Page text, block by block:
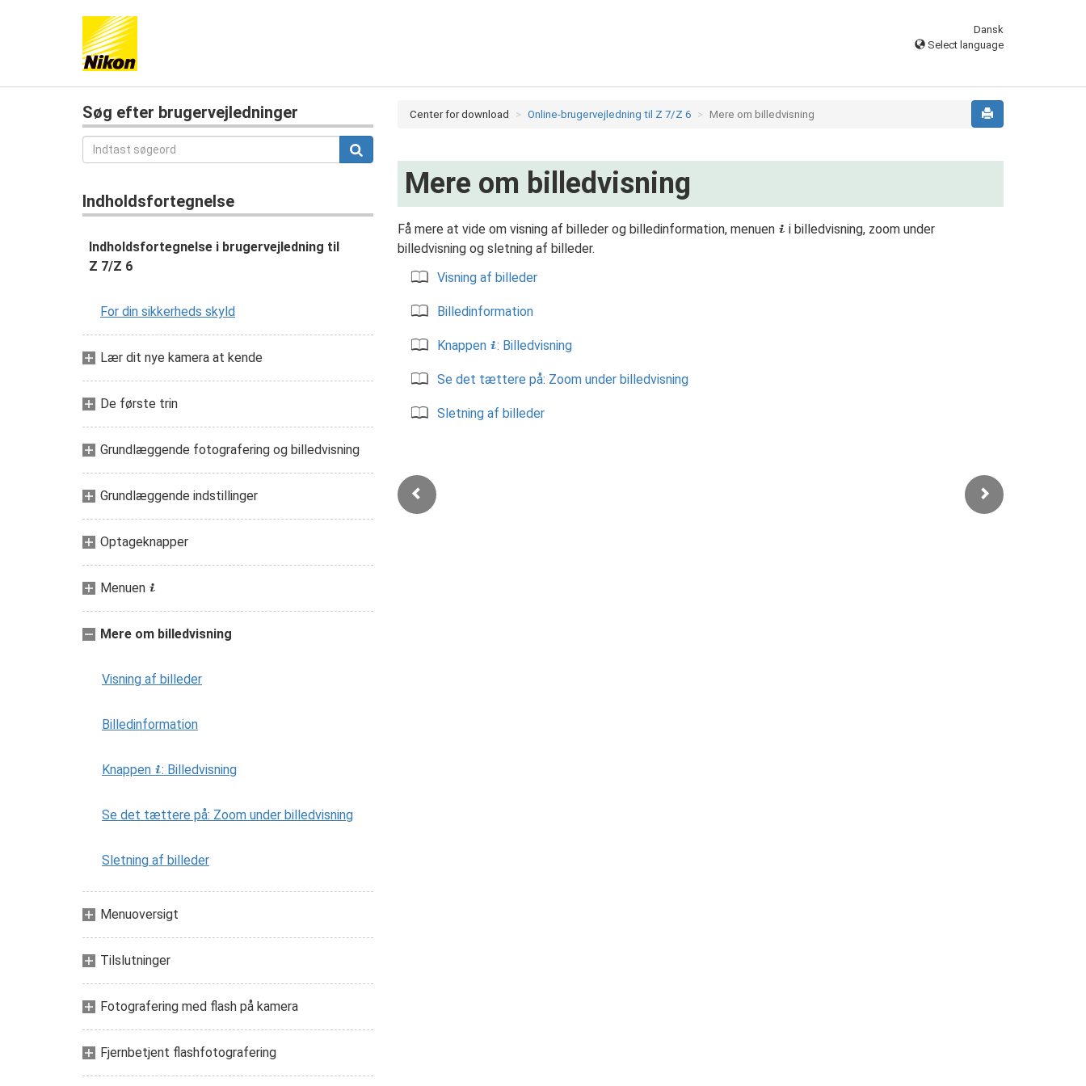
Dansk
Select language
Søg efter brugervejledninger
Indholdsfortegnelse
Indholdsfortegnelse i brugervejledning til
Z 7/Z 6
For din sikkerheds skyld
Lær dit nye kamera at kende
De første trin
Grundlæggende fotografering og billedvisning
Grundlæggende indstillinger
Optageknapper
Menuen i
Mere om billedvisning
Visning af billeder
Billedinformation
Knappen i: Billedvisning
Se det tættere på: Zoom under billedvisning
Sletning af billeder
Menuoversigt
Tilslutninger
Fotografering med flash på kamera
Fjernbetjent flashfotografering
Center for download Online-brugervejledning til Z 7/Z 6 Mere om billedvisning
Mere om billedvisning
Få mere at vide om visning af billeder og billedinformation, menuen i i billedvisning, zoom under
billedvisning og sletning af billeder.
Visning af billeder
Billedinformation
Knappen i: Billedvisning
Se det tættere på: Zoom under billedvisning
Sletning af billeder